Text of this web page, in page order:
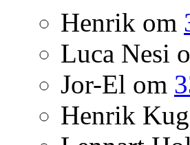
Henrik om
Luca Nesi
Jor-El om
Henrik